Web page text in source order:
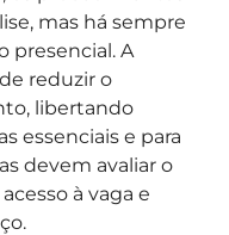
mas há sempre
presencial. A
reduzir o
libertando
essenciais e para
devem avaliar o
à vaga e